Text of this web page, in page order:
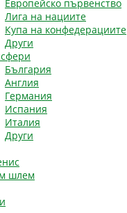
Европейско първенство
Лига на нациите
Купа на конфедерациите
Други
България
Англия
Германия
Испания
Италия
Други
шлем